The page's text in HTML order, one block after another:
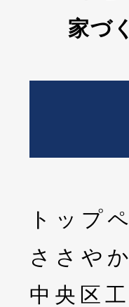
家づ
トップ
ささや
中央区